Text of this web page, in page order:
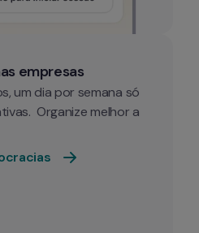
empresas
um dia por semana só
Organize melhor a